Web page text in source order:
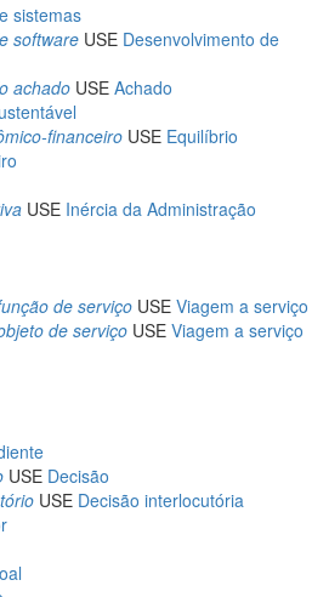
sistemas
software USE Desenvolvimento de
achado USE Achado
financeiro USE Equilíbrio
USE Inércia da Administração
de serviço USE Viagem a serviço
de serviço USE Viagem a serviço
USE Decisão
USE Decisão interlocutória